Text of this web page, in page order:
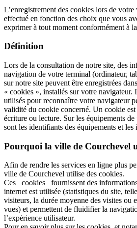
L’enregistrement des cookies lors de votre
effectué en fonction des choix que vous
exprimer à tout moment conformément à
Définition
Lors de la consultation de notre site, des
navigation de votre terminal (ordinateur,
sur notre site peuvent être enregistrées
« cookies », installés sur votre navigateur.
utilisés pour reconnaître votre navigateur
validité du cookie concerné. Un cookie
écriture ou lecture. Sur les équipements de
sont les identifiants des équipements et
Pourquoi la ville de Courchevel
Afin de rendre les services en ligne plus
ville de Courchevel utilise des cookies.
Ces cookies fournissent des
internet est utilisée (statistiques du site,
visiteurs, la durée moyenne des visites ou
vues) et permettent de fluidifier la
l’expérience utilisateur.